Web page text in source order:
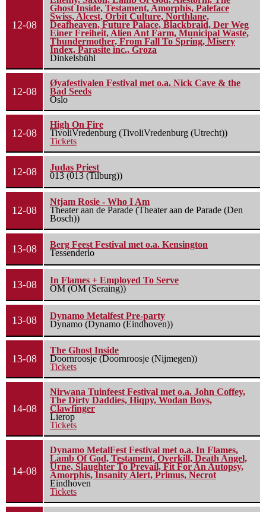
12-08
Ghost Inside, Testament, Amorphis, Paleface
Swiss, Alcest, Orbit Culture, Northlane,
Deafheaven, Future Palace, Blackbraid, Der Weg
Einer Freiheit, Alien Ant Farm, Municipal Waste,
Thundermother, From Fall To Spring, Misery
Index, Parasite inc., Groza
Dinkelsbühl
12-08
Øyafestivalen Festival met o.a. Nick Cave & the
Bad Seeds
Oslo
12-08
High On Fire
TivoliVredenburg (TivoliVredenburg (Utrecht))
Tickets
12-08
Judas Priest
013 (013 (Tilburg))
12-08
Ntjam Rosie - Who I Am
Theater aan de Parade (Theater aan de Parade (Den
Bosch))
13-08
Berg Feest Festival met o.a. Kensington
Tessenderlo
13-08
In Flames + Employed To Serve
OM (OM (Seraing))
13-08
Dynamo Metalfest Pre-party
Dynamo (Dynamo (Eindhoven))
13-08
The Ghost Inside
Doornroosje (Doornroosje (Nijmegen))
Tickets
14-08
Nirwana Tuinfeest Festival met o.a. John Coffey,
The Dirty Daddies, Hiqpy, Wodan Boys,
Clawfinger
Lierop
Tickets
14-08
Dynamo MetalFest Festival met o.a. In Flames,
Lamb Of God, Testament, Overkill, Death Angel,
Urne, Slaughter To Prevail, Fit For An Autopsy,
Amorphis, Insanity Alert, Primus, Necrot
Eindhoven
Tickets